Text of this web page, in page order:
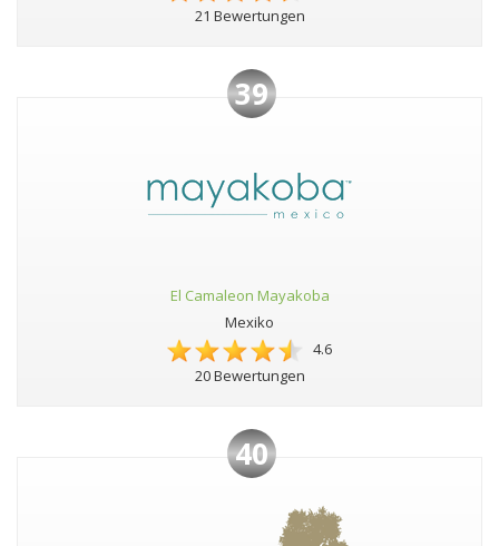
21 Bewertungen
39
El Camaleon Mayakoba
Mexiko
4.6
20 Bewertungen
40